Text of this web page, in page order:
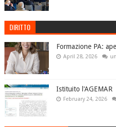
DIRITTO
Formazione PA:
April 28, 2026
Istituito l'AGEMAR
February 24, 2026